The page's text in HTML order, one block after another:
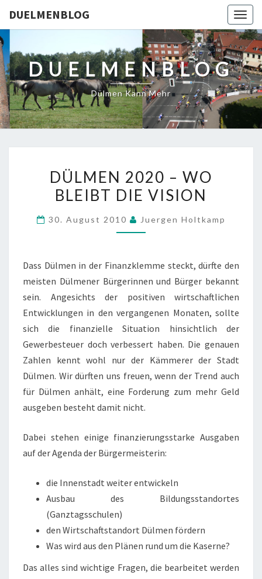
DUELMENBLOG
DUELMENBLOG
Dülmen Kann Mehr
2020
BLEIBT
DÜLMEN 2020 – WO
BLEIBT DIE VISION
30. August 2010 Juergen Holtkamp
Dass Dülmen in der Finanzklemme steckt, dürfte den
meisten Dülmener Bürgerinnen und Bürger bekannt
sein. Angesichts der positiven wirtschaftlichen
Entwicklungen in den vergangenen Monaten, sollte
sich die finanzielle Situation hinsichtlich der
Gewerbesteuer doch verbessert haben. Die genauen
Zahlen kennt wohl nur der Kämmerer der Stadt
Dülmen. Wir dürften uns freuen, wenn der Trend auch
für Dülmen anhält, eine Forderung zum mehr Geld
ausgeben besteht damit nicht.
Dabei stehen einige finanzierungsstarke Ausgaben
auf der Agenda der Bürgermeisterin:
die Innenstadt weiter entwickeln
Ausbau des Bildungsstandortes
(Ganztagsschulen)
den Wirtschaftstandort Dülmen fördern
Was wird aus den Plänen rund um die Kaserne?
Das alles sind wichtige Fragen, die bearbeitet werden